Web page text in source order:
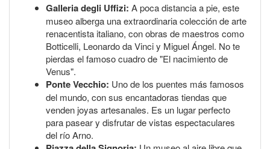
Galleria degli Uffizi: A poca distancia a pie, este
museo alberga una extraordinaria colección de arte
renacentista italiano, con obras de maestros como
Botticelli, Leonardo da Vinci y Miguel Ángel. No te
pierdas el famoso cuadro de "El nacimiento de
Venus".
Ponte Vecchio: Uno de los puentes más famosos
del mundo, con sus encantadoras tiendas que
venden joyas artesanales. Es un lugar perfecto
para pasear y disfrutar de vistas espectaculares
del río Arno.